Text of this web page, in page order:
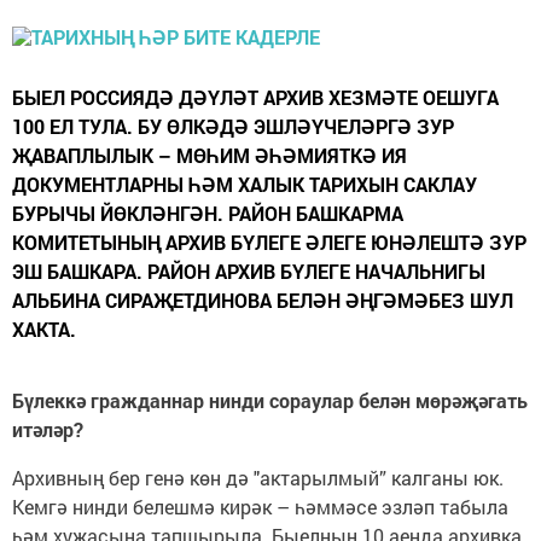
БЫЕЛ РОССИЯДӘ ДӘҮЛӘТ АРХИВ ХЕЗМӘТЕ ОЕШУГА
100 ЕЛ ТУЛА. БУ ӨЛКӘДӘ ЭШЛӘҮЧЕЛӘРГӘ ЗУР
ҖАВАПЛЫЛЫК – МӨҺИМ ӘҺӘМИЯТКӘ ИЯ
ДОКУМЕНТЛАРНЫ ҺӘМ ХАЛЫК ТАРИХЫН САКЛАУ
БУРЫЧЫ ЙӨКЛӘНГӘН. РАЙОН БАШКАРМА
КОМИТЕТЫНЫҢ АРХИВ БҮЛЕГЕ ӘЛЕГЕ ЮНӘЛЕШТӘ ЗУР
ЭШ БАШКАРА. РАЙОН АРХИВ БҮЛЕГЕ НАЧАЛЬНИГЫ
АЛЬБИНА СИРАҖЕТДИНОВА БЕЛӘН ӘҢГӘМӘБЕЗ ШУЛ
ХАКТА.
Бүлеккә гражданнар нинди сораулар белән мөрәҗәгать
итәләр?
Архивның бер генә көн дә "актарылмый” калганы юк.
Кемгә нинди белешмә кирәк – һәммәсе эзләп табыла